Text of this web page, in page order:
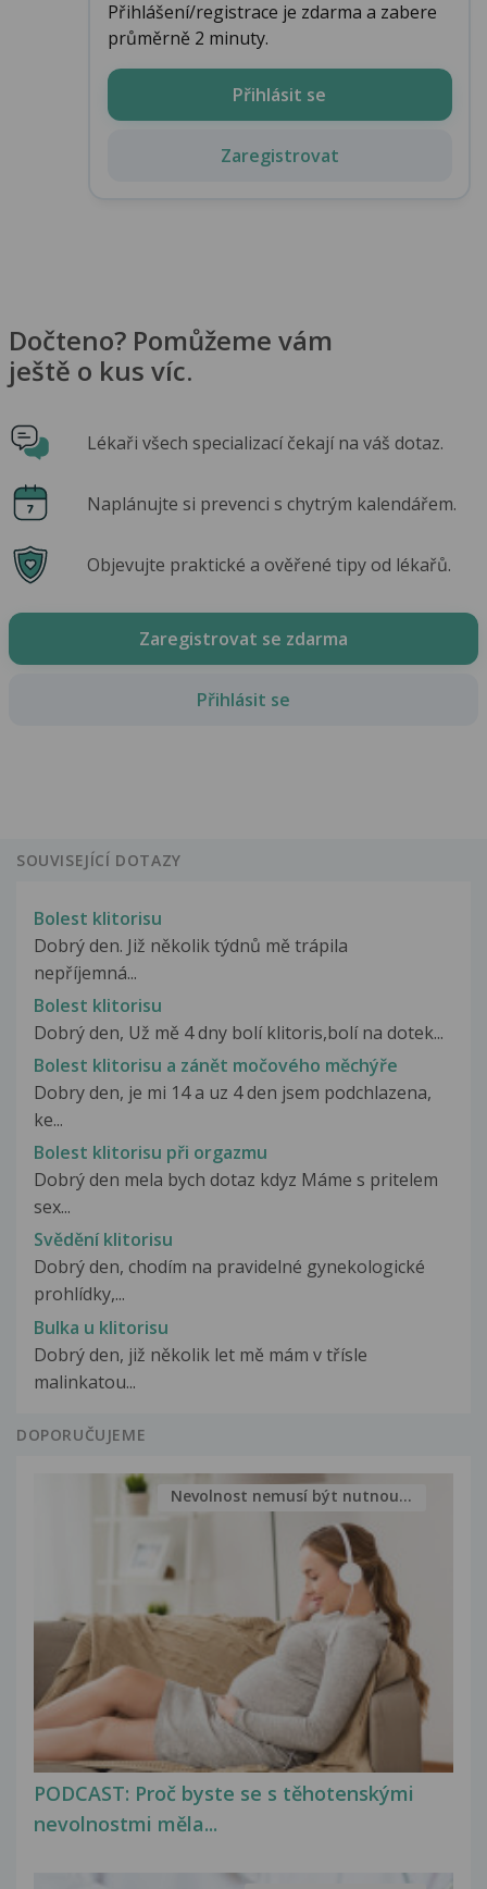
Přihlášení/registrace je zdarma a zabere
průměrně 2 minuty.
Přihlásit se
Zaregistrovat
Dočteno? Pomůžeme vám
ještě o kus víc.
Lékaři všech specializací čekají na váš dotaz.
Naplánujte si prevenci s chytrým kalendářem.
Objevujte praktické a ověřené tipy od lékařů.
Zaregistrovat se zdarma
Přihlásit se
SOUVISEJÍCÍ DOTAZY
Bolest klitorisu
Dobrý den. Již několik týdnů mě trápila
nepříjemná...
Bolest klitorisu
Dobrý den, Už mě 4 dny bolí klitoris,bolí na dotek...
Bolest klitorisu a zánět močového měchýře
Dobry den, je mi 14 a uz 4 den jsem podchlazena,
ke...
Bolest klitorisu při orgazmu
Dobrý den mela bych dotaz kdyz Máme s pritelem
sex...
Svědění klitorisu
Dobrý den, chodím na pravidelné gynekologické
prohlídky,...
Bulka u klitorisu
Dobrý den, již několik let mě mám v třísle
malinkatou...
DOPORUČUJEME
PODCAST: Proč byste se s těhotenskými
nevolnostmi měla...
Nevolnost nemusí být nutnou...